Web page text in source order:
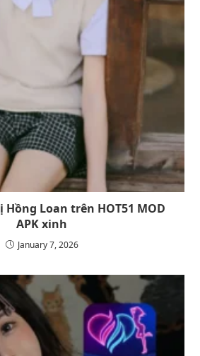
Hồng Loan trên HOT51 MOD
APK xinh
January 7, 2026